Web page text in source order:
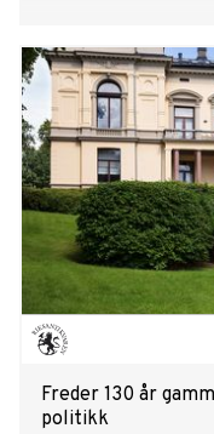
Freder 130 år
politikk